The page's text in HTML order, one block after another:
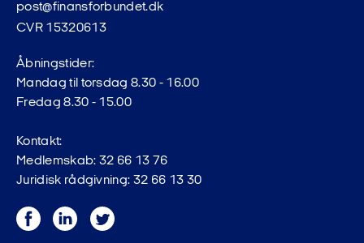
post@finansforbundet.dk
CVR 15320613
Åbningstider:
Mandag til torsdag 8.30 - 16.00
Fredag 8.30 - 15.00
Kontakt:
Medlemskab: 32 66 13 76
Juridisk rådgivning: 32 66 13 30
FacebookLinkedInTwitter